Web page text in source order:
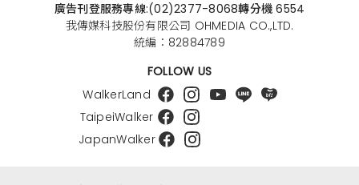
廣告刊登服務專線:(02)2377-8068轉分機 6554
我傳媒科技股份有限公司 OHMEDIA CO.,LTD.
統編：82884789
FOLLOW US
WalkerLand
TaipeiWalker
JapanWalker